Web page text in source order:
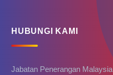
HUBUNGI KAMI
Jabatan Penerangan Malaysia